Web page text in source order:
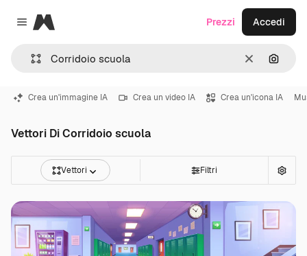
Close menu
Magnific
CancellaCerca
Prezzi Accedi
Crea un'immagine IA Crea un video IA Crea un'icona IA
Vettori Di Corridoio scuola
Vettori Filtri